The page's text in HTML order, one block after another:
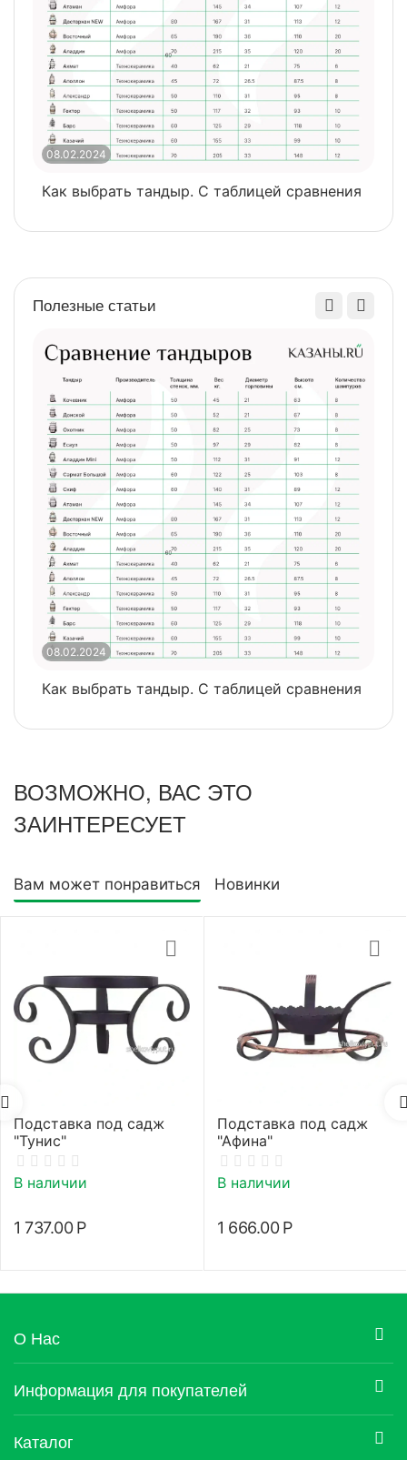
08.02.2024
Как выбрать тандыр. С таблицей сравнения
Полезные статьи
08.02.2024
Как выбрать тандыр. С таблицей сравнения
ВОЗМОЖНО, ВАС ЭТО
ЗАИНТЕРЕСУЕТ
Вам может понравиться Новинки
Подставка под садж
"Тунис"
В наличии
1 737.00 Р
Подставка под садж
"Афина"
В наличии
1 666.00 Р
О Нас
Информация для покупателей
Каталог